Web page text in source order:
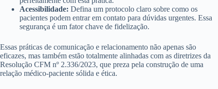
Acessibilidade: Defina um protocolo claro sobre como os
pacientes podem entrar em contato para dúvidas urgentes. Essa
segurança é um fator chave de fidelização.
Essas práticas de comunicação e relacionamento não apenas são
eficazes, mas também estão totalmente alinhadas com as diretrizes da
Resolução CFM nº 2.336/2023, que preza pela construção de uma
relação médico-paciente sólida e ética.